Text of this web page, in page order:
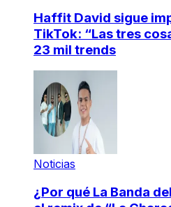
Haffit David sigue
TikTok: “Las tres
23 mil trends
Noticias
¿Por qué La Banda